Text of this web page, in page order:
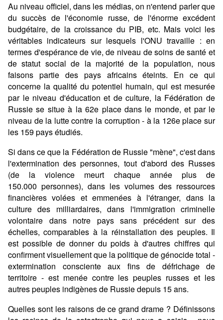
Au niveau officiel, dans les médias, on n'entend parler que
du succès de l'économie russe, de l'énorme excédent
budgétaire, de la croissance du PIB, etc. Mais voici les
véritables indicateurs sur lesquels l'ONU travaille : en
termes d'espérance de vie, de niveau de soins de santé et
de statut social de la majorité de la population, nous
faisons partie des pays africains éteints. En ce qui
concerne la qualité du potentiel humain, qui est mesurée
par le niveau d'éducation et de culture, la Fédération de
Russie se situe à la 62e place dans le monde, et par le
niveau de la lutte contre la corruption - à la 126e place sur
les 159 pays étudiés.
Si dans ce que la Fédération de Russie "mène", c'est dans
l'extermination des personnes, tout d'abord des Russes
(de la violence meurt chaque année plus de
150.000 personnes), dans les volumes des ressources
financières volées et emmenées à l'étranger, dans la
culture des milliardaires, dans l'immigration criminelle
volontaire dans notre pays sans précédent sur des
échelles, comparables à la réinstallation des peuples. Il
est possible de donner du poids à d'autres chiffres qui
confirment visuellement que la politique de génocide total -
extermination consciente aux fins de défrichage de
territoire - est menée contre les peuples russes et les
autres peuples indigènes de Russie depuis 15 ans.
Quelles sont les raisons de ce grand drame ? Définissons